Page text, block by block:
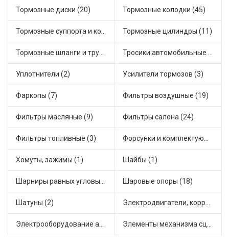
Тормозные диски (20) Тормозные колодки (45)
Тормозные суппорта и комплектующие (18) Тормозные цилиндры (11)
Тормозные шланги и трубки (7) Тросики автомобильные (33)
Уплотнители (2) Усилители тормозов (3)
Фаркопы (7) Фильтры воздушные (19)
Фильтры масляные (9) Фильтры салона (24)
Фильтры топливные (3) Форсунки и комплектующие (5)
Хомуты, зажимы (1) Шайбы (1)
Шарниры равных угловых скоростей, приводные валы (32) Шаровые опоры (18)
Шатуны (2) Электродвигатели, корректоры и приводы автомобильн (25)
Электрооборудование автомобилей (9) Элементы механизма сцепления (47)